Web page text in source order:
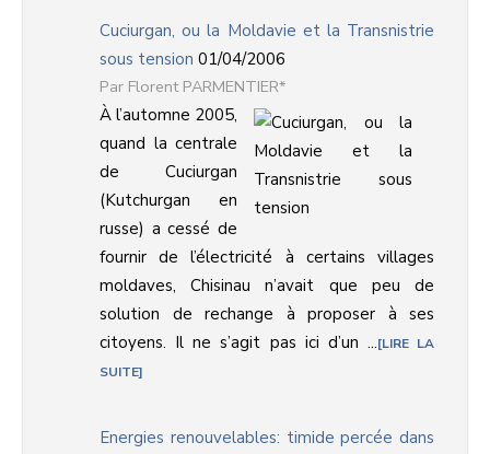
Cuciurgan, ou la Moldavie et la Transnistrie
sous tension 01/04/2006
Florent PARMENTIER*
À l’automne 2005,
quand la centrale
de Cuciurgan
(Kutchurgan en
russe) a cessé de
fournir de l’électricité à certains villages
moldaves, Chisinau n’avait que peu de
solution de rechange à proposer à ses
citoyens. Il ne s’agit pas ici d’un ... LIRE LA
SUITE
Energies renouvelables: timide percée dans